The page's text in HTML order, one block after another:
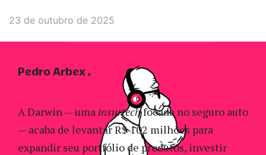
23 de outubro de 2025
A Darwin — uma insurtechfocada no seguro auto
— acaba de levantar R$ 102 milhões para
expandir seu portfólio de produtos, investir
Pedro Arbex